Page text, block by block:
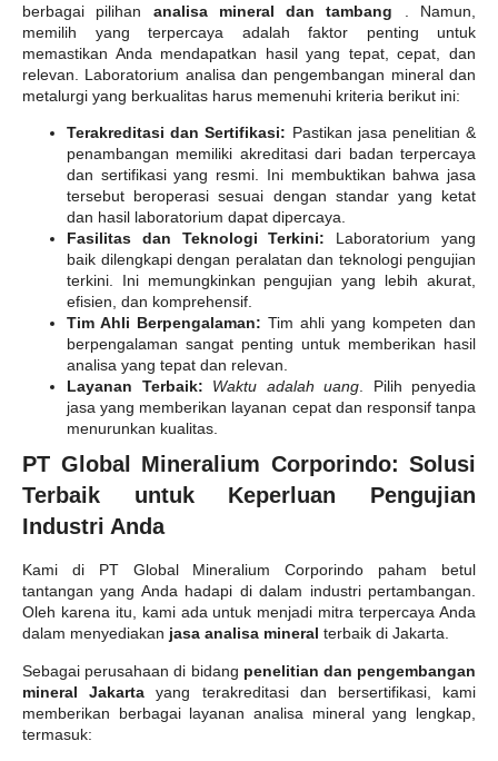
berbagai pilihan analisa mineral dan tambang
. Namun,
memilih yang terpercaya adalah faktor penting untuk
memastikan Anda mendapatkan hasil yang tepat, cepat, dan
relevan. Laboratorium analisa dan pengembangan mineral dan
metalurgi yang berkualitas harus memenuhi kriteria berikut ini:
Terakreditasi dan Sertifikasi: Pastikan jasa penelitian &
penambangan memiliki akreditasi dari badan terpercaya
dan sertifikasi yang resmi. Ini membuktikan bahwa jasa
tersebut beroperasi sesuai dengan standar yang ketat
dan hasil laboratorium dapat dipercaya.
Fasilitas dan Teknologi Terkini: Laboratorium yang
baik dilengkapi dengan peralatan dan teknologi pengujian
terkini. Ini memungkinkan pengujian yang lebih akurat,
efisien, dan komprehensif.
Tim Ahli Berpengalaman: Tim ahli yang kompeten dan
berpengalaman sangat penting untuk memberikan hasil
analisa yang tepat dan relevan.
Layanan Terbaik:
Waktu adalah uang. Pilih penyedia
jasa yang memberikan layanan cepat dan responsif tanpa
menurunkan kualitas.
PT Global Mineralium Corporindo: Solusi
Terbaik untuk Keperluan Pengujian
Industri Anda
Kami di PT Global Mineralium Corporindo paham betul
tantangan yang Anda hadapi di dalam industri pertambangan.
Oleh karena itu, kami ada untuk menjadi mitra terpercaya Anda
dalam menyediakan jasa analisa mineral terbaik di Jakarta.
Sebagai perusahaan di bidang penelitian dan pengembangan
mineral Jakarta yang terakreditasi dan bersertifikasi, kami
memberikan berbagai layanan analisa mineral yang lengkap,
termasuk: